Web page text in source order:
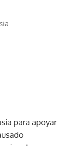
para apoyar